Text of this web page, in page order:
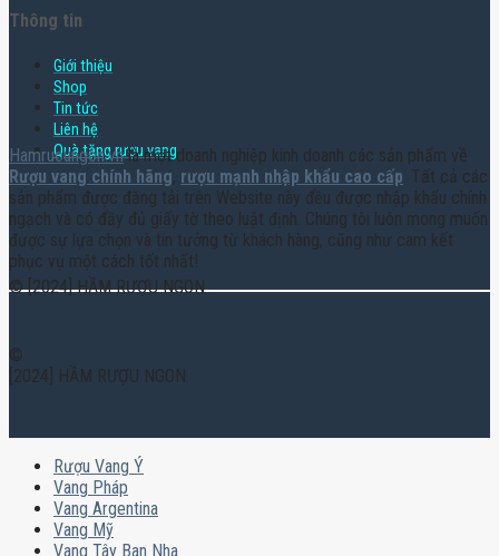
Thông tin
Giới thiệu
Shop
Tin tức
Liên hệ
Quà tặng rượu vang
Hamruoungon.vnlà một doanh nghiệp kinh doanh các sản phẩm về
Rượu vang chính hãng, rượu mạnh nhập khẩu cao cấp. Tất cả các
sản phẩm được đăng tải trên Website này đều được nhập khẩu chính
ngạch và có đầy đủ giấy tờ theo luật định. Chúng tôi luôn mong muốn
được sự lựa chọn và tin tưởng từ khách hàng, cũng như cam kết
phục vụ một cách tốt nhất!
© [2024] HẦM RƯỢU NGON
©
[2024] HẦM RƯỢU NGON
Rượu Vang Ý
Vang Pháp
Vang Argentina
Vang Mỹ
Vang Tây Ban Nha